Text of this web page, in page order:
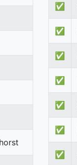
✅
✅
✅
✅
✅
✅
✅